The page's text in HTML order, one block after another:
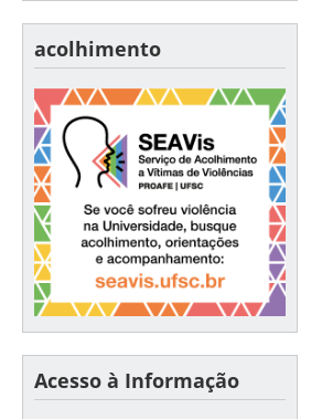
acolhimento
Acesso à Informação